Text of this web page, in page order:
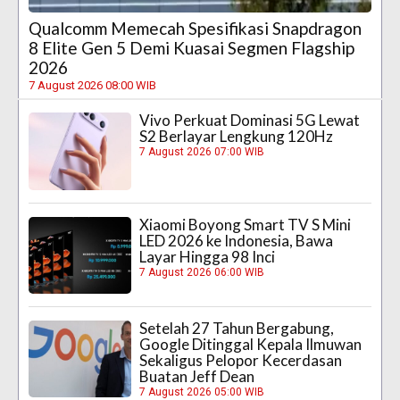
Qualcomm Memecah Spesifikasi Snapdragon
8 Elite Gen 5 Demi Kuasai Segmen Flagship
2026
7 August 2026 08:00 WIB
Vivo Perkuat Dominasi 5G Lewat
S2 Berlayar Lengkung 120Hz
7 August 2026 07:00 WIB
Xiaomi Boyong Smart TV S Mini
LED 2026 ke Indonesia, Bawa
Layar Hingga 98 Inci
7 August 2026 06:00 WIB
Setelah 27 Tahun Bergabung,
Google Ditinggal Kepala Ilmuwan
Sekaligus Pelopor Kecerdasan
Buatan Jeff Dean
7 August 2026 05:00 WIB